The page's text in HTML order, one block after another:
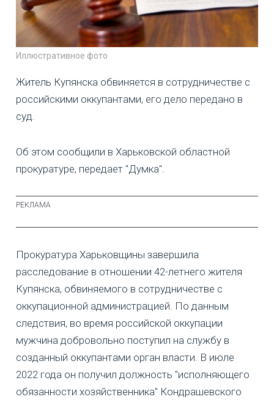
Иллюстративное фото
Житель Купянска обвиняется в сотрудничестве с
российскими оккупантами, его дело передано в
суд.
Об этом сообщили в Харьковской областной
прокуратуре, передает "Думка".
Прокуратура Харьковщины завершила
расследование в отношении 42-летнего жителя
Купянска, обвиняемого в сотрудничестве с
оккупационной администрацией. По данным
следствия, во время российской оккупации
мужчина добровольно поступил на службу в
созданный оккупантами орган власти. В июле
2022 года он получил должность "исполняющего
обязанности хозяйственника" Кондрашевского